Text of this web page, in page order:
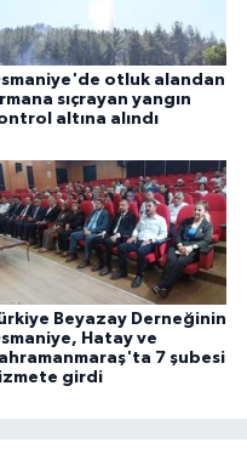
otluk alandan
sıçrayan yangın
altına alındı
Beyazay Derneğinin
Hatay ve
7 şubesi
girdi